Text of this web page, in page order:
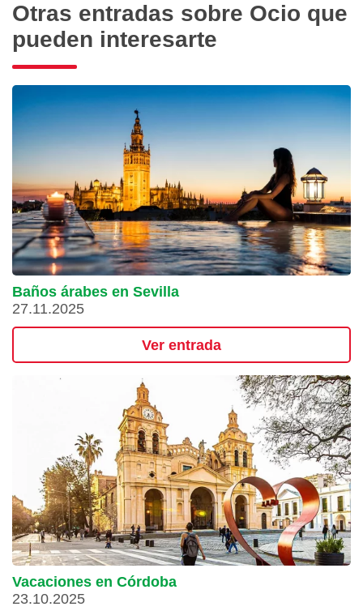
Otras entradas sobre Ocio que
pueden interesarte
Baños árabes en Sevilla
27.11.2025
Ver entrada
Vacaciones en Córdoba
23.10.2025